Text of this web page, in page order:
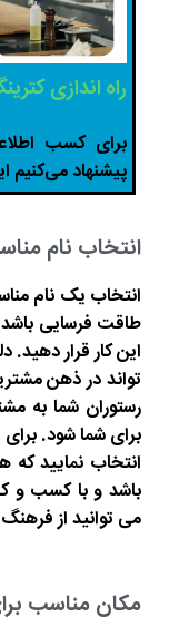
راه اندازی
برای کسب
پیشنهاد می‌کنیم
انتخاب نام
انتخاب یک نام
طاقت فرسایی باشد
این کار قرار
تواند در ذهن
رستوران شما به
برای شما شود. برای
انتخاب نمایید
باشد و با کسب و
می توانید از
مکان مناسب